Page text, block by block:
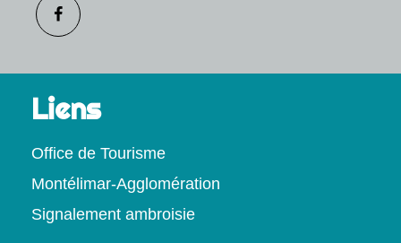
Liens
Office de Tourisme
Montélimar-Agglomération
Signalement ambroisie